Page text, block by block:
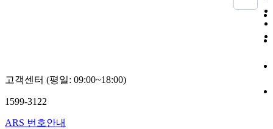
고객센터 (평일: 09:00~18:00)
1599-3122
ARS 번호안내